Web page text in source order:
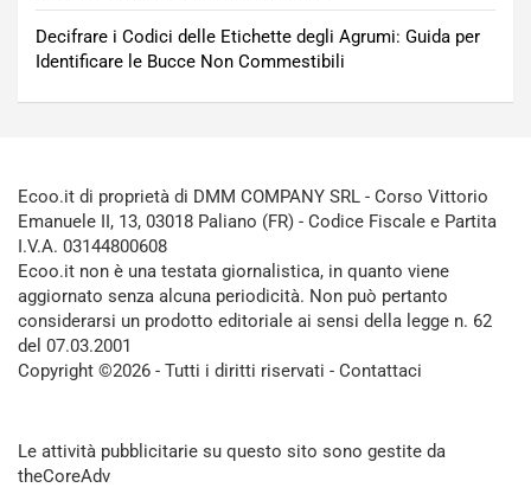
Decifrare i Codici delle Etichette degli Agrumi: Guida per
Identificare le Bucce Non Commestibili
Ecoo.it di proprietà di DMM COMPANY SRL - Corso Vittorio
Emanuele II, 13, 03018 Paliano (FR) - Codice Fiscale e Partita
I.V.A. 03144800608
Ecoo.it non è una testata giornalistica, in quanto viene
aggiornato senza alcuna periodicità. Non può pertanto
considerarsi un prodotto editoriale ai sensi della legge n. 62
del 07.03.2001
Copyright ©2026 - Tutti i diritti riservati - Contattaci
Le attività pubblicitarie su questo sito sono gestite da
theCoreAdv